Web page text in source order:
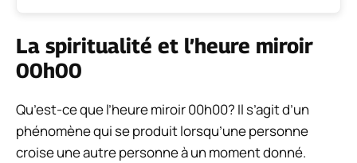
La spiritualité et l’heure miroir
00h00
Qu’est-ce que l’heure miroir 00h00? Il s’agit d’un
phénomène qui se produit lorsqu’une personne
croise une autre personne à un moment donné.